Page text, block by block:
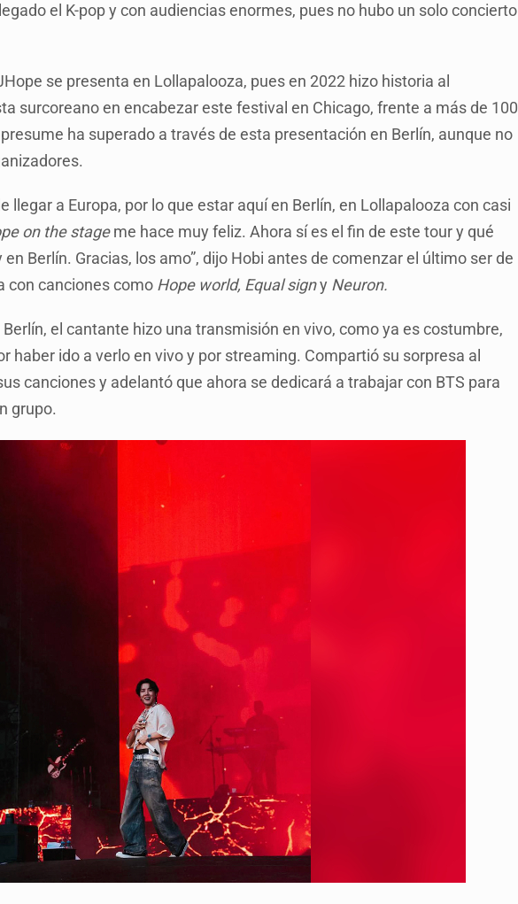
el K-pop y con audiencias enormes, pues no hubo un solo concierto
se presenta en Lollapalooza, pues en 2022 hizo historia al
surcoreano en encabezar este festival en Chicago, frente a más de 100
ha superado a través de esta presentación en Berlín, aunque no
llegar a Europa, por lo que estar aquí en Berlín, en Lollapalooza con casi
on the stageme hace muy feliz. Ahora sí es el fin de este tour y qué
Berlín. Gracias, los amo”, dijo Hobi antes de comenzar el último ser de
con canciones como Hope world, Equal signy Neuron.
el cantante hizo una transmisión en vivo, como ya es costumbre,
haber ido a verlo en vivo y por streaming. Compartió su sorpresa al
canciones y adelantó que ahora se dedicará a trabajar con BTS para
grupo.